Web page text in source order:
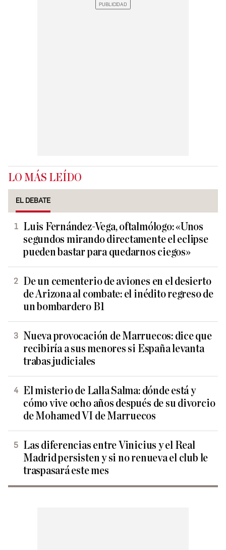
LO MÁS LEÍDO
EL DEBATE
Luis Fernández-Vega, oftalmólogo: «Unos
segundos mirando directamente el eclipse
pueden bastar para quedarnos ciegos»
De un cementerio de aviones en el desierto
de Arizona al combate: el inédito regreso de
un bombardero B1
Nueva provocación de Marruecos: dice que
recibiría a sus menores si España levanta
trabas judiciales
El misterio de Lalla Salma: dónde está y
cómo vive ocho años después de su divorcio
de Mohamed VI de Marruecos
Las diferencias entre Vinicius y el Real
Madrid persisten y si no renueva el club le
traspasará este mes